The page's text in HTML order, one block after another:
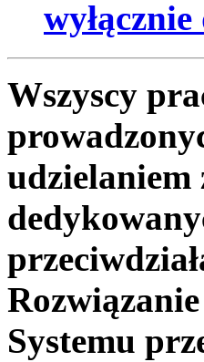
Wszyscy
udzielaniem
Systemu